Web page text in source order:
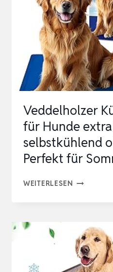
X
50
CM,
FÜR
HUNDE
LÄNGER
KALT,
Veddelholzer
für Hunde
selbstkühlend
Perfekt für
WEITERLESEN
HUNDE
EXTRA
DICK